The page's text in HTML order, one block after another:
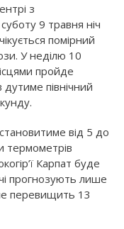
з
9 травня ніч
помірний
У неділю 10
пройде
північний
від 5 до
термометрів
Карпат буде
прогнозують лише
перевищить 13